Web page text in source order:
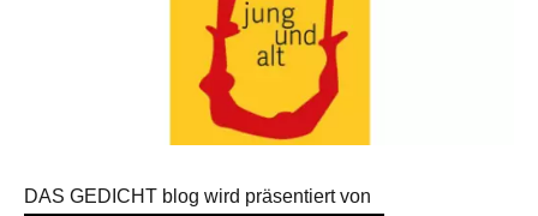
DAS GEDICHT blog wird präsentiert von